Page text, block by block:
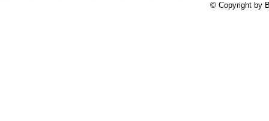
© Copyright by